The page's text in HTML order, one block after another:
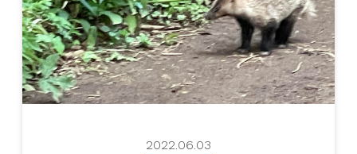
2022.06.03